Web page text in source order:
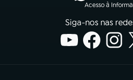
Acesso à
Siga-nos nas